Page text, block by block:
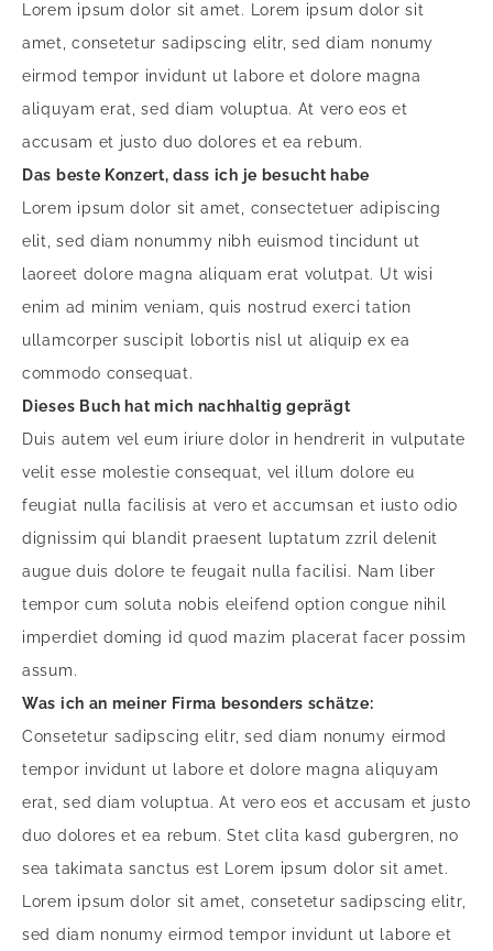
Lorem ipsum dolor sit amet. Lorem ipsum dolor sit
amet, consetetur sadipscing elitr, sed diam nonumy
eirmod tempor invidunt ut labore et dolore magna
aliquyam erat, sed diam voluptua. At vero eos et
accusam et justo duo dolores et ea rebum.
Das beste Konzert, dass ich je besucht habe
Lorem ipsum dolor sit amet, consectetuer adipiscing
elit, sed diam nonummy nibh euismod tincidunt ut
laoreet dolore magna aliquam erat volutpat. Ut wisi
enim ad minim veniam, quis nostrud exerci tation
ullamcorper suscipit lobortis nisl ut aliquip ex ea
commodo consequat.
Dieses Buch hat mich nachhaltig geprägt
Duis autem vel eum iriure dolor in hendrerit in vulputate
velit esse molestie consequat, vel illum dolore eu
feugiat nulla facilisis at vero et accumsan et iusto odio
dignissim qui blandit praesent luptatum zzril delenit
augue duis dolore te feugait nulla facilisi. Nam liber
tempor cum soluta nobis eleifend option congue nihil
imperdiet doming id quod mazim placerat facer possim
assum.
Was ich an meiner Firma besonders schätze:
Consetetur sadipscing elitr, sed diam nonumy eirmod
tempor invidunt ut labore et dolore magna aliquyam
erat, sed diam voluptua. At vero eos et accusam et justo
duo dolores et ea rebum. Stet clita kasd gubergren, no
sea takimata sanctus est Lorem ipsum dolor sit amet.
Lorem ipsum dolor sit amet, consetetur sadipscing elitr,
sed diam nonumy eirmod tempor invidunt ut labore et